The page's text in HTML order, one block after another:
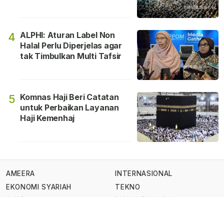
4 ALPHI: Aturan Label Non
Halal Perlu Diperjelas agar
tak Timbulkan Multi Tafsir
5 Komnas Haji Beri Catatan
untuk Perbaikan Layanan
Haji Kemenhaj
AMEERA
EKONOMI SYARIAH
INTERNASIONAL
TEKNO